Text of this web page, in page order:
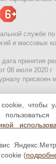
службе
и массовых
принятия
08 июля 2020 г
присвоен
и онлайн
cookie|
доступны по
4.0
чтобы
(